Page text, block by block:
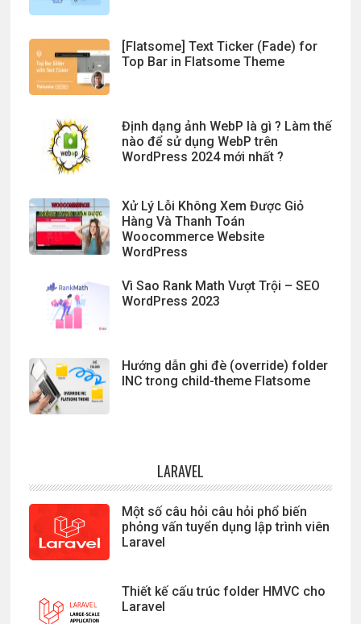
[Flatsome] Text Ticker (Fade) for
Top Bar in Flatsome Theme
Định dạng ảnh WebP là gì ? Làm thế
nào để sử dụng WebP trên
WordPress 2024 mới nhất ?
Xử Lý Lỗi Không Xem Được Giỏ
Hàng Và Thanh Toán
Woocommerce Website
WordPress
Vì Sao Rank Math Vượt Trội – SEO
WordPress 2023
Hướng dẫn ghi đè (override) folder
INC trong child-theme Flatsome
LARAVEL
Một số câu hỏi câu hỏi phổ biến
phỏng vấn tuyển dụng lập trình viên
Laravel
Thiết kế cấu trúc folder HMVC cho
Laravel